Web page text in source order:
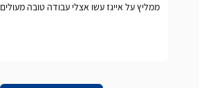
ממליץ על אייגז עשו אצלי עבודה טובה מעולים